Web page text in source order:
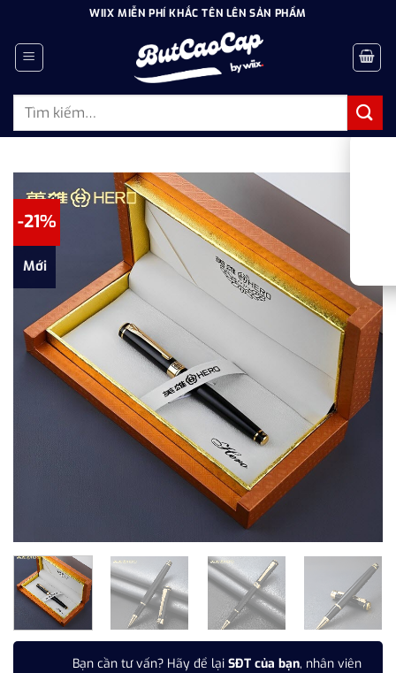
dung
WIIX MIỄN PHÍ KHẮC TÊN LÊN SẢN PHẨM
Tìm
-21%
Mới
Bạn cần tư vấn? Hãy để lại SĐT của bạn, nhân viên